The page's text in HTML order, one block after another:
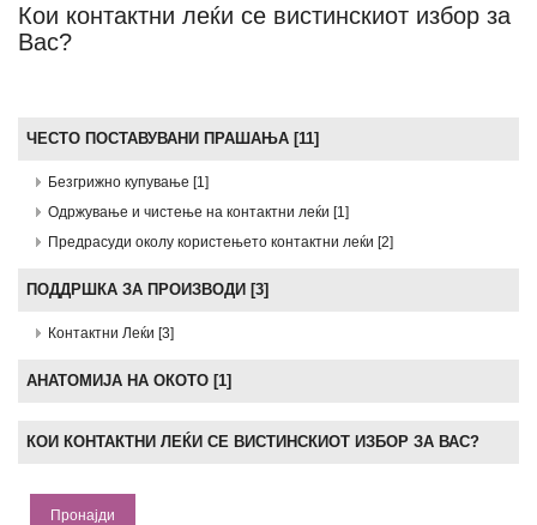
Кои контактни леќи се вистинскиот избор за
Вас?
ЧЕСТО ПОСТАВУВАНИ ПРАШАЊА [11]
Безгрижно купување [1]
Одржување и чистење на контактни леќи [1]
Предрасуди околу користењето контактни леќи [2]
ПОДДРШКА ЗА ПРОИЗВОДИ [3]
Контактни Леќи [3]
АНАТOМИЈА НА ОКОТО [1]
КОИ КОНТАКТНИ ЛЕЌИ СЕ ВИСТИНСКИОТ ИЗБОР ЗА ВАС?
Пронајди